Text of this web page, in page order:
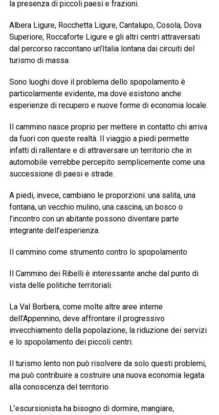
la presenza di piccoli paesi e frazioni.
Albera Ligure, Rocchetta Ligure, Cantalupo, Cosola, Dova
Superiore, Roccaforte Ligure e gli altri centri attraversati
dal percorso raccontano un’Italia lontana dai circuiti del
turismo di massa.
Sono luoghi dove il problema dello spopolamento è
particolarmente evidente, ma dove esistono anche
esperienze di recupero e nuove forme di economia locale.
Il cammino nasce proprio per mettere in contatto chi arriva
da fuori con queste realtà. Il viaggio a piedi permette
infatti di rallentare e di attraversare un territorio che in
automobile verrebbe percepito semplicemente come una
successione di paesi e strade.
A piedi, invece, cambiano le proporzioni: una salita, una
fontana, un vecchio mulino, una cascina, un bosco o
l’incontro con un abitante possono diventare parte
integrante dell’esperienza.
Il cammino come strumento contro lo spopolamento
Il Cammino dei Ribelli è interessante anche dal punto di
vista delle politiche territoriali.
La Val Borbera, come molte altre aree interne
dell’Appennino, deve affrontare il progressivo
invecchiamento della popolazione, la riduzione dei servizi
e lo spopolamento dei piccoli centri.
Il turismo lento non può risolvere da solo questi problemi,
ma può contribuire a costruire una nuova economia legata
alla conoscenza del territorio.
L’escursionista ha bisogno di dormire, mangiare,